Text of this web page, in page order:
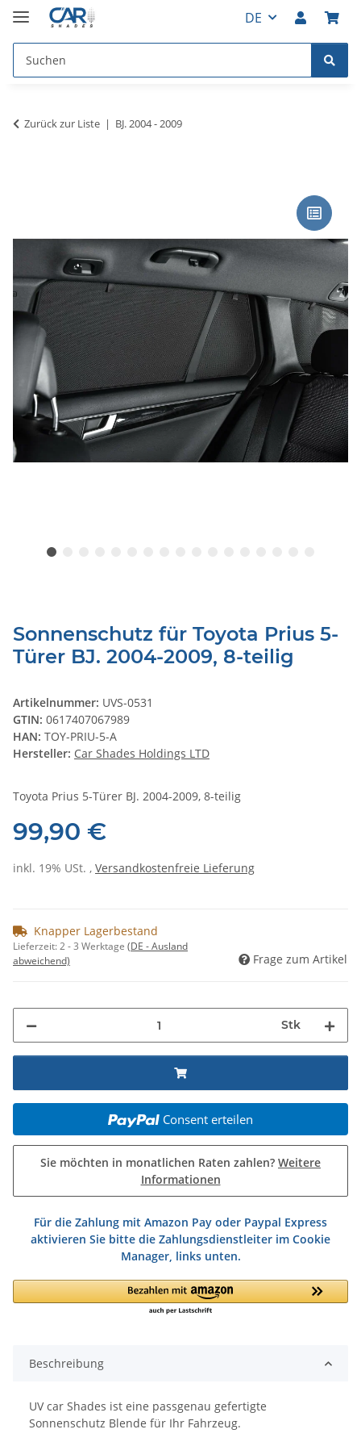
DE
Zurück zur Liste BJ. 2004 - 2009
Sonnenschutz für Toyota Prius 5-
Türer BJ. 2004-2009, 8-teilig
Artikelnummer: UVS-0531
GTIN: 0617407067989
HAN: TOY-PRIU-5-A
Hersteller: Car Shades Holdings LTD
Toyota Prius 5-Türer BJ. 2004-2009, 8-teilig
99,90 €
inkl. 19% USt. , Versandkostenfreie Lieferung
Knapper Lagerbestand
Lieferzeit:2 - 3 Werktage (DE - Ausland
abweichend)
Frage zum Artikel
Stk
Consent erteilen
Sie möchten in monatlichen Raten zahlen? Weitere
Informationen
Für die Zahlung mit Amazon Pay oder Paypal Express
aktivieren Sie bitte die Zahlungsdienstleiter im Cookie
Manager, links unten.
Beschreibung
UV car Shades ist eine passgenau gefertigte
Sonnenschutz Blende für Ihr Fahrzeug.